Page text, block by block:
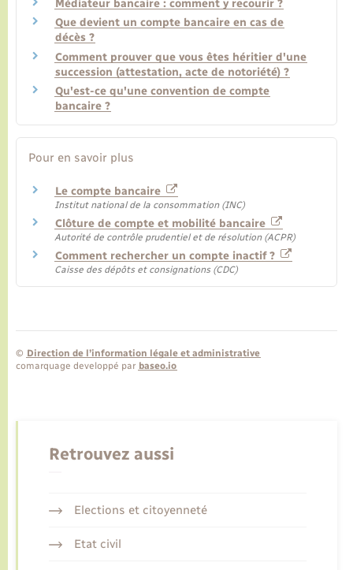
Médiateur bancaire : comment y recourir ?
Que devient un compte bancaire en cas de
décès ?
Comment prouver que vous êtes héritier d'une
succession (attestation, acte de notoriété) ?
Qu'est-ce qu'une convention de compte
bancaire ?
Pour en savoir plus
Le compte bancaire
Institut national de la consommation (INC)
Clôture de compte et mobilité bancaire
Autorité de contrôle prudentiel et de résolution (ACPR)
Comment rechercher un compte inactif ?
Caisse des dépôts et consignations (CDC)
© Direction de l’information légale et administrative
comarquage developpé par baseo.io
Retrouvez aussi
Elections et citoyenneté
Etat civil